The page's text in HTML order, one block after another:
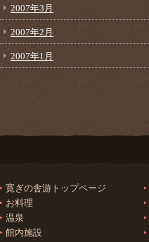
2007年3月
2007年2月
2007年1月
寛ぎの舎游トップページ
お料理
温泉
館内施設